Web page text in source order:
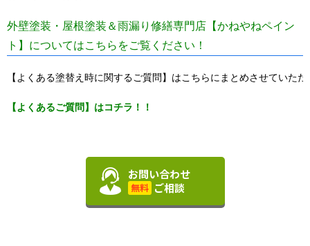
外壁塗装・屋根塗装＆雨漏り修繕専門店【かねやねペイン
ト】についてはこちらをご覧ください！
【よくある塗替え時に関するご質問】はこちらにまとめさせていた
【よくあるご質問】はコチラ！！
お問い合わせ
無料 ご相談